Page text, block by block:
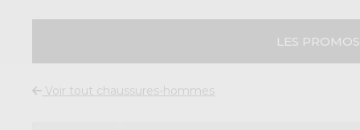
LES
Voir tout chaussures-hommes